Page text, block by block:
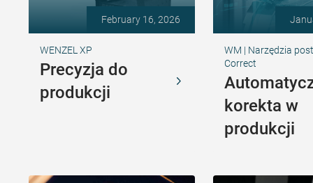
February 16, 2026
WENZEL XP
Precyzja do
produkcji
WM | Narzędzia
Correct
korekta w
produkcji